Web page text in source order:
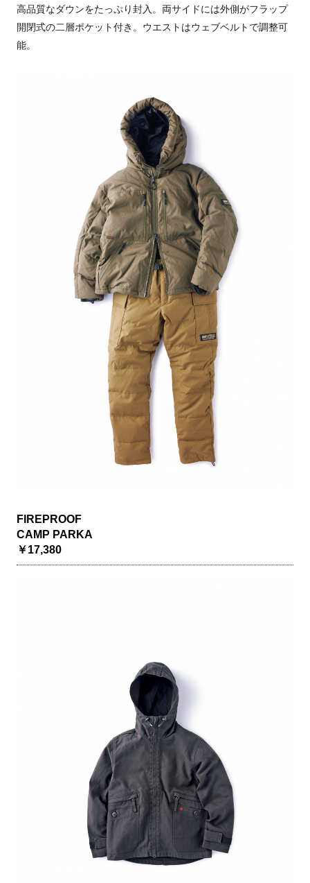
高品質なダウンをたっぷり封入。両サイドには外側がフラップ
開閉式の二層ポケット付き。ウエストはウェブベルトで調整可
能。
FIREPROOF
CAMP PARKA
￥17,380